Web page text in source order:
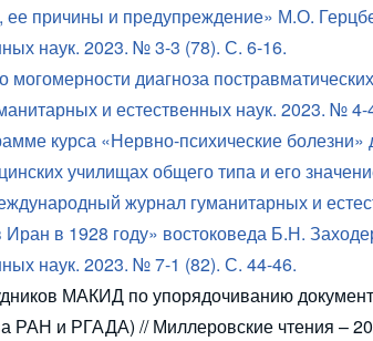
ее причины и предупреждение» М.О.
наук. 2023. № 3-3 (78). С. 6-16.
могомерности диагноза
и естественных наук. 2023. № 4-
курса «Нервно-психические
училищах общего типа и его
журнал гуманитарных и
Иран в 1928 году» востоковеда Б.Н.
наук. 2023. № 7-1 (82). С. 44-46.
МАКИД по упорядочиванию
РАН и РГАДА) // Миллеровские чтения –